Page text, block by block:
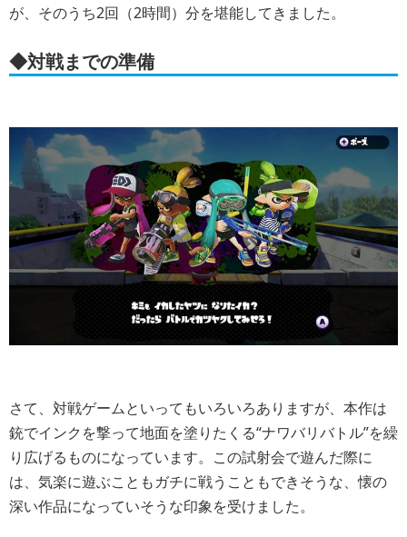
が、そのうち2回（2時間）分を堪能してきました。
◆対戦までの準備
さて、対戦ゲームといってもいろいろありますが、本作は
銃でインクを撃って地面を塗りたくる“ナワバリバトル”を繰
り広げるものになっています。この試射会で遊んだ際に
は、気楽に遊ぶこともガチに戦うこともできそうな、懐の
深い作品になっていそうな印象を受けました。